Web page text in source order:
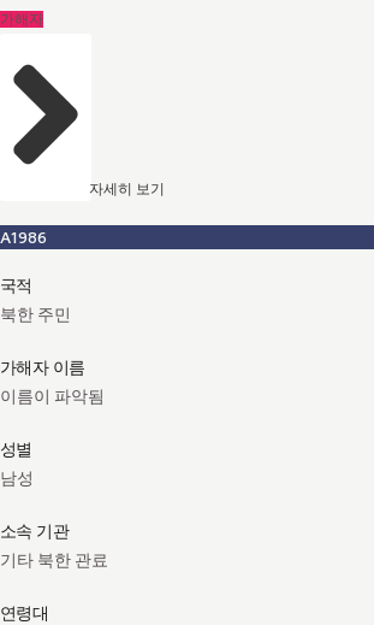
가해자
자세히 보기
A1986
국적
북한 주민
가해자 이름
이름이 파악됨
성별
남성
소속 기관
기타 북한 관료
연령대